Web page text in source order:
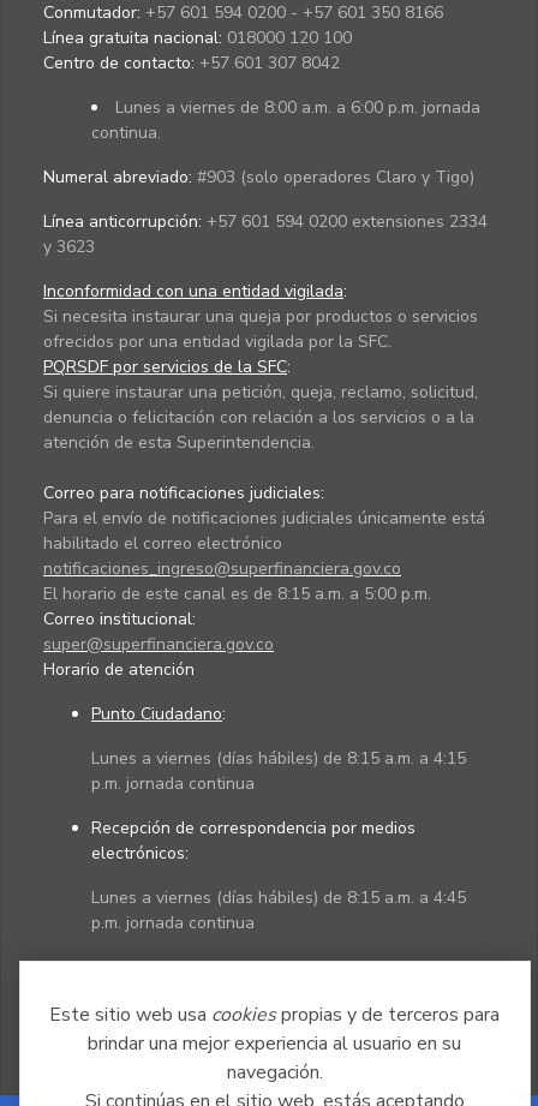
Este sitio web usa cookiespropias y de terceros para
brindar una mejor experiencia al usuario en su
navegación.
Conmutador: +57 601 594 0200 - +57 601 350 8166
Línea gratuita nacional: 018000 120 100
Centro de contacto: +57 601 307 8042
Lunes a viernes de 8:00 a.m. a 6:00 p.m. jornada
continua.
Numeral abreviado: #903 (solo operadores Claro y Tigo)
Línea anticorrupción: +57 601 594 0200 extensiones 2334
y 3623
Inconformidad con una entidad vigilada:
Si necesita instaurar una queja por productos o servicios
ofrecidos por una entidad vigilada por la SFC.
PQRSDF por servicios de la SFC:
Si quiere instaurar una petición, queja, reclamo, solicitud,
denuncia o felicitación con relación a los servicios o a la
atención de esta Superintendencia.
Correo para notificaciones judiciales:
Para el envío de notificaciones judiciales únicamente está
habilitado el correo electrónico
notificaciones_ingreso@superfinanciera.gov.co
El horario de este canal es de 8:15 a.m. a 5:00 p.m.
Correo institucional:
super@superfinanciera.gov.co
Horario de atención
Punto Ciudadano:
Lunes a viernes (días hábiles) de 8:15 a.m. a 4:15
p.m. jornada continua
Recepción de correspondencia por medios
electrónicos:
Lunes a viernes (días hábiles) de 8:15 a.m. a 4:45
p.m. jornada continua